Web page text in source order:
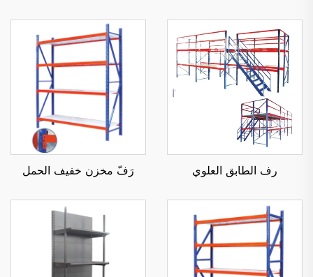
رف الطابق العلوي رَفّ مخزن خفيف الحمل